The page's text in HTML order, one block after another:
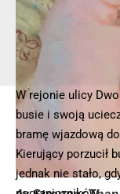
W rejonie ulicy
busie i swoją
bramę wjazdową
Kierujący porzucił
jednak nie stało,